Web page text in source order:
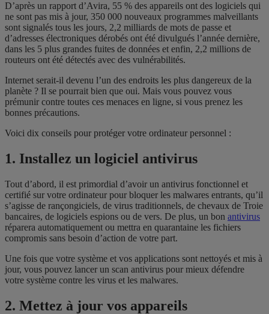
D’après un rapport d’Avira, 55 % des appareils ont des logiciels qui
ne sont pas mis à jour, 350 000 nouveaux programmes malveillants
sont signalés tous les jours, 2,2 milliards de mots de passe et
d’adresses électroniques dérobés ont été divulgués l’année dernière,
dans les 5 plus grandes fuites de données et enfin, 2,2 millions de
routeurs ont été détectés avec des vulnérabilités.
Internet serait-il devenu l’un des endroits les plus dangereux de la
planète ? Il se pourrait bien que oui. Mais vous pouvez vous
prémunir contre toutes ces menaces en ligne, si vous prenez les
bonnes précautions.
Voici dix conseils pour protéger votre ordinateur personnel :
1. Installez un logiciel antivirus
Tout d’abord, il est primordial d’avoir un antivirus fonctionnel et
certifié sur votre ordinateur pour bloquer les malwares entrants, qu’il
s’agisse de rançongiciels, de virus traditionnels, de chevaux de Troie
bancaires, de logiciels espions ou de vers. De plus, un bon antivirus
réparera automatiquement ou mettra en quarantaine les fichiers
compromis sans besoin d’action de votre part.
Une fois que votre système et vos applications sont nettoyés et mis à
jour, vous pouvez lancer un scan antivirus pour mieux défendre
votre système contre les virus et les malwares.
2. Mettez à jour vos appareils